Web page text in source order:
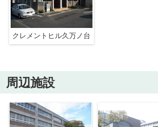
クレメントヒル久万ノ台
周辺施設